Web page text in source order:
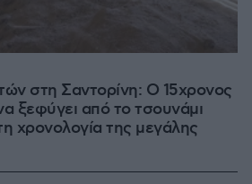
στη Σαντορίνη: Ο 15χρονος
ξεφύγει από το τσουνάμι
χρονολογία της μεγάλης